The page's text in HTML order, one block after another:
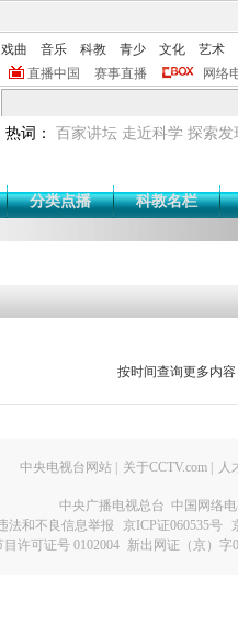
戏曲 音乐 科教 青少 文化
艺术
直播中国 赛事直播 网络
热词： 百家讲坛 走近科学 探索发
分类点播 科教名栏
按时间查询更多内容
中央电视台网站 关于CCTV.com 人
中央广播电视总台 中国网络
法和不良信息举报
京ICP证060535号
许可证号 0102004 新出网证（京）